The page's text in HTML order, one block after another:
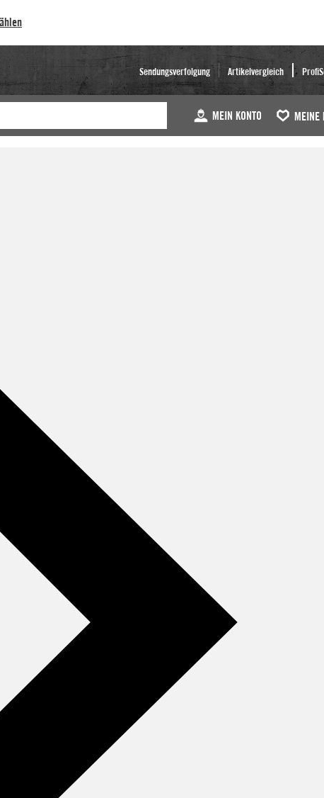
Sendungsverfolgung Artikelvergleich
MEIN KONTO MEINE